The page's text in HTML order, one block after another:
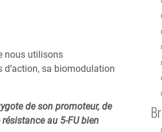
nous utilisons
d’action, sa biomodulation
de son promoteur, de
au 5-FU bien